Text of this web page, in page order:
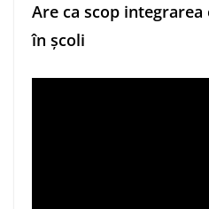
Are ca scop
în școli